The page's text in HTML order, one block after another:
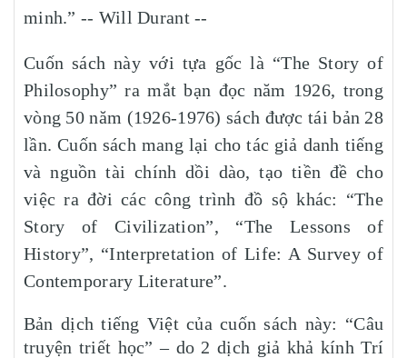
minh.” -- Will Durant --
Cuốn sách này với tựa gốc là “The Story of
Philosophy” ra mắt bạn đọc năm 1926, trong
vòng 50 năm (1926-1976) sách được tái bản 28
lần. Cuốn sách mang lại cho tác giả danh tiếng
và nguồn tài chính dồi dào, tạo tiền đề cho
việc ra đời các công trình đồ sộ khác: “The
Story of Civilization”, “The Lessons of
History”, “Interpretation of Life: A Survey of
Contemporary Literature”.
Bản dịch tiếng Việt của cuốn sách này: “Câu
truyện triết học” – do 2 dịch giả khả kính Trí